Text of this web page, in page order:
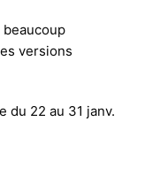
versions
du 22 au 31 janv.